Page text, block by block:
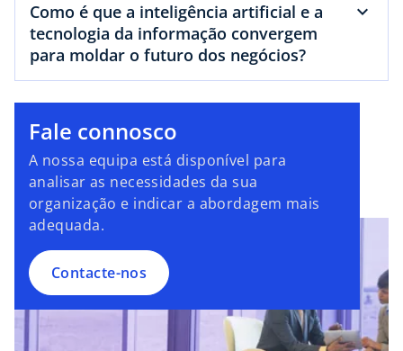
Como é que a inteligência artificial e a
tecnologia da informação convergem
para moldar o futuro dos negócios?
Fale connosco
A nossa equipa está disponível para
analisar as necessidades da sua
organização e indicar a abordagem mais
adequada.
Contacte-nos